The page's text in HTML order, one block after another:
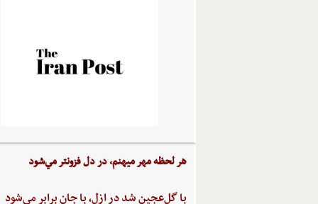
هر لحظه‌ مهر ميهنم،‌ در دل‌ فزونتر مي‌شود
با گل‌عجين‌ شد در ازل،‌ با جان‌ برابر مي‌شود